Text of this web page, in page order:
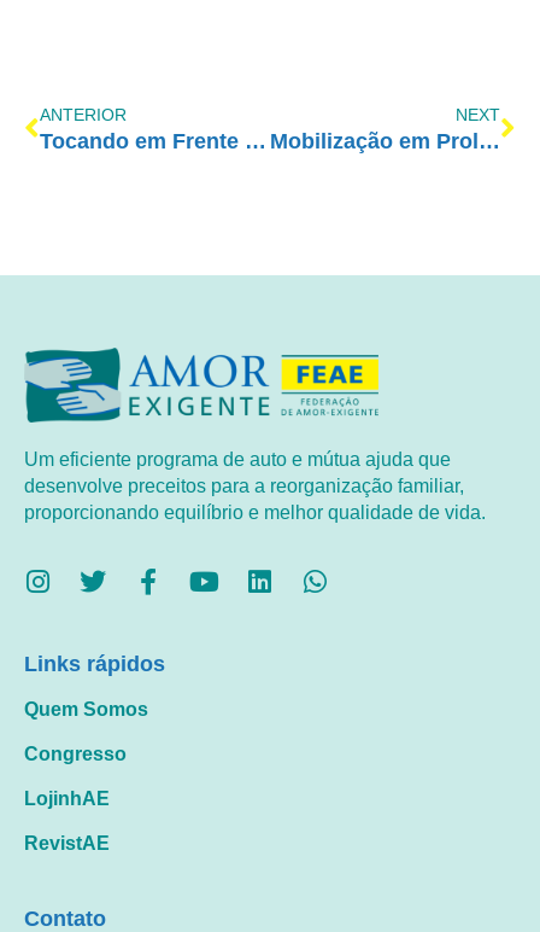
ANTERIOR
Tocando em Frente Família com Amor-Exigente
NEXT
Mobilização em Prol da Vida contra Descriminalização das Drogas no País
Um eficiente programa de auto e mútua ajuda que
desenvolve preceitos para a reorganização familiar,
proporcionando equilíbrio e melhor qualidade de vida.
Links rápidos
Quem Somos
Congresso
LojinhAE
RevistAE
Contato